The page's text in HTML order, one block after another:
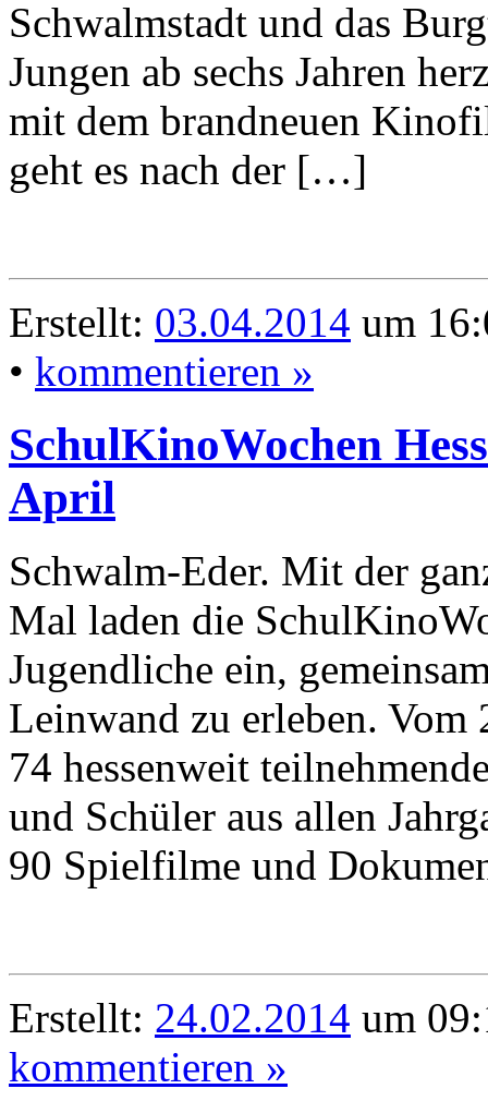
Schwalmstadt und das
Jungen ab sechs Jahren
mit dem brandneuen
geht es nach der […]
Erstellt: 03.04.2014 um
• kommentieren »
SchulKinoWochen
April
Schwalm-Eder. Mit der
Mal laden die
Jugendliche ein,
Leinwand zu erleben.
74 hessenweit
und Schüler aus allen
90 Spielfilme und
Erstellt: 24.02.2014 um
kommentieren »